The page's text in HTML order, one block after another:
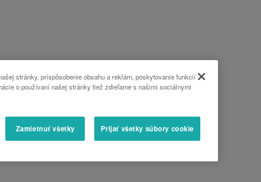
stránky, prispôsobenie obsahu a reklám, poskytovanie funkcií
o používaní našej stránky tiež zdieľame s našimi sociálnymi
Zamietnuť všetky Prijať všetky súbory cookie